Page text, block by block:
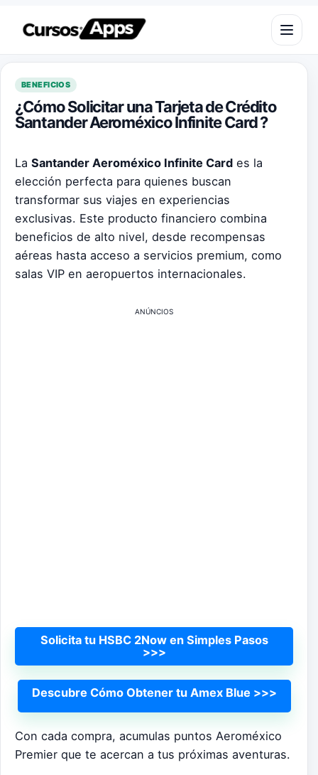
Saltar al contenido
Abrir
BENEFICIOS
¿Cómo Solicitar una Tarjeta de Crédito
Santander Aeroméxico Infinite Card ?
La Santander Aeroméxico Infinite Card es la
elección perfecta para quienes buscan
transformar sus viajes en experiencias
exclusivas. Este producto financiero combina
beneficios de alto nivel, desde recompensas
aéreas hasta acceso a servicios premium, como
salas VIP en aeropuertos internacionales.
ANÚNCIOS
Solicita tu HSBC 2Now en Simples Pasos
>>>
Descubre Cómo Obtener tu Amex Blue >>>
Con cada compra, acumulas puntos Aeroméxico
Premier que te acercan a tus próximas aventuras.